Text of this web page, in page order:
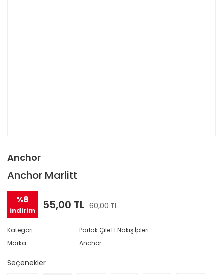
Anchor
Anchor Marlitt
%8
indirim 55,00 TL 60,00 TL
Kategori
Parlak Çile El Nakış İpleri
Marka
Anchor
Seçenekler